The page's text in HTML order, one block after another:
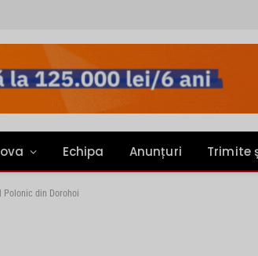
Echipa Anunțuri Trimite
Polonic din Dorohoi